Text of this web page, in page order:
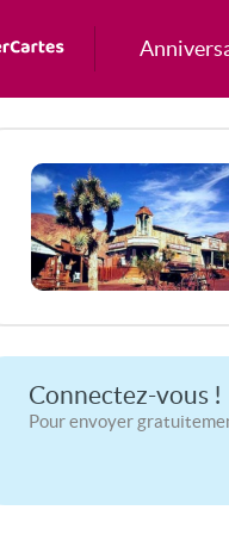
Connectez-vous !
Pour envoyer